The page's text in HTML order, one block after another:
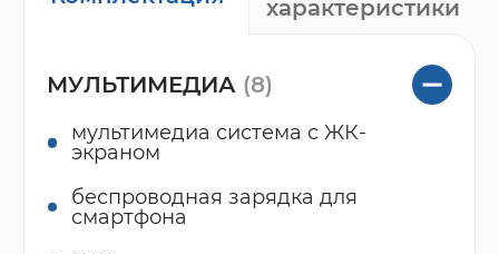
характеристики
МУЛЬТИМЕДИА (8)
мультимедиа система с ЖК-
экраном
беспроводная зарядка для
смартфона